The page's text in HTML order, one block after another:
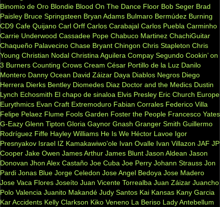
Binomio de Oro Blondie Blood On The Dance Floor Bob Seger Brad
Paisley Bruce Springsteen Bryan Adams Bulmaro Bermúdez Burning
CD9 Cafe Quijano Carl Orff Carlos Carabajal Carlos Puebla Carminho
Carrie Underwood Cassadee Pope Chabuco Martinez ChachiGuitar
Chaqueño Palavecino Chase Bryant Chingon Chris Stapleton Chris
Young Christian Nodal Christina Aguilera Compay Segundo Cookin’ on
3 Burners Counting Crows Cream César Portillo de la Luz Danilo
Montero Danny Ocean David Záizar Daya Diablos Negros Diego
Herrera Dierks Bentley Diomedes Diaz Doctor and the Medics Dustin
Lynch Echosmith El chapo de sinaloa Elvis Presley Eric Church Europe
Eurythmics Evan Craft Extremoduro Fabian Corrales Federico Villa
Felipe Pelaez Flume Fools Garden Foster the People Francesco Yates
G-Eazy Glenn Tipton Gloria Gaynor Gnash Granger Smith Guillermo
Rodríguez Fiffe Hayley Williams He Is We Héctor Lavoe Igor
Presnyakov Israel IZ Kamakawiwo'ole Ivan Ovalle Ivan Villazon JAF JP
Cooper Jake Owen James Arthur James Blunt Jason Aldean Jason
Donovan Jhon Alex Castaño Joe Cuba Joe Perry Johann Strauss Jon
Pardi Jonas Blue Jorge Celedon Jose Angel Bedoya Jose Madero
Jose Vaca Flores Joseíto Juan Vicente Torrealba Juan Záizar Juancho
Polo Valencia Juanito Makandé Judy Santos Kai Kansas Kany Garcia
Kar Accidents Kelly Clarkson Kiko Veneno La Beriso Lady Antebellum